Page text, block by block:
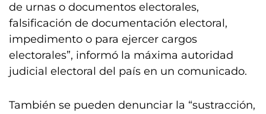
de urnas o documentos electorales,
falsificación de documentación electoral,
impedimento o para ejercer cargos
electorales”, informó la máxima autoridad
judicial electoral del país en un comunicado.
También se pueden denunciar la “sustracción,